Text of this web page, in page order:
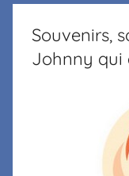
La
Margelle
Souvenirs,
Johnny qui